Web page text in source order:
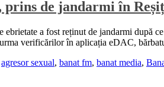
prins de jandarmi în
ebrietate a fost reținut de jandarmi după
verificărilor în aplicația eDAC,
agresor sexual, banat fm, banat media,